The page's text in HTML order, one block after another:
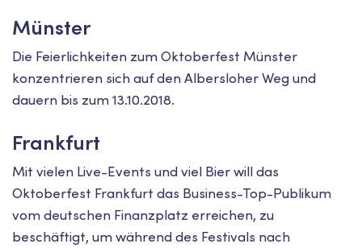
Münster
Die Feierlichkeiten zum Oktoberfest Münster
konzentrieren sich auf den Albersloher Weg und
dauern bis zum 13.10.2018.
Frankfurt
Mit vielen Live-Events und viel Bier will das
Oktoberfest Frankfurt das Business-Top-Publikum
vom deutschen Finanzplatz erreichen, zu
beschäftigt, um während des Festivals nach